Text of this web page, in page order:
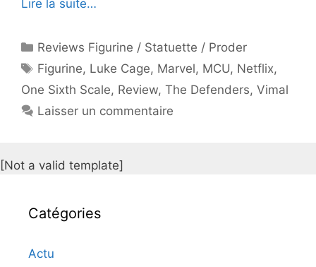
Lire la suite…
Catégories
Reviews Figurine / Statuette / Proder
Étiquettes
Figurine, Luke Cage, Marvel, MCU, Netflix,
One Sixth Scale, Review, The Defenders, Vimal
Laisser un commentaire
[Not a valid template]
Catégories
Actu